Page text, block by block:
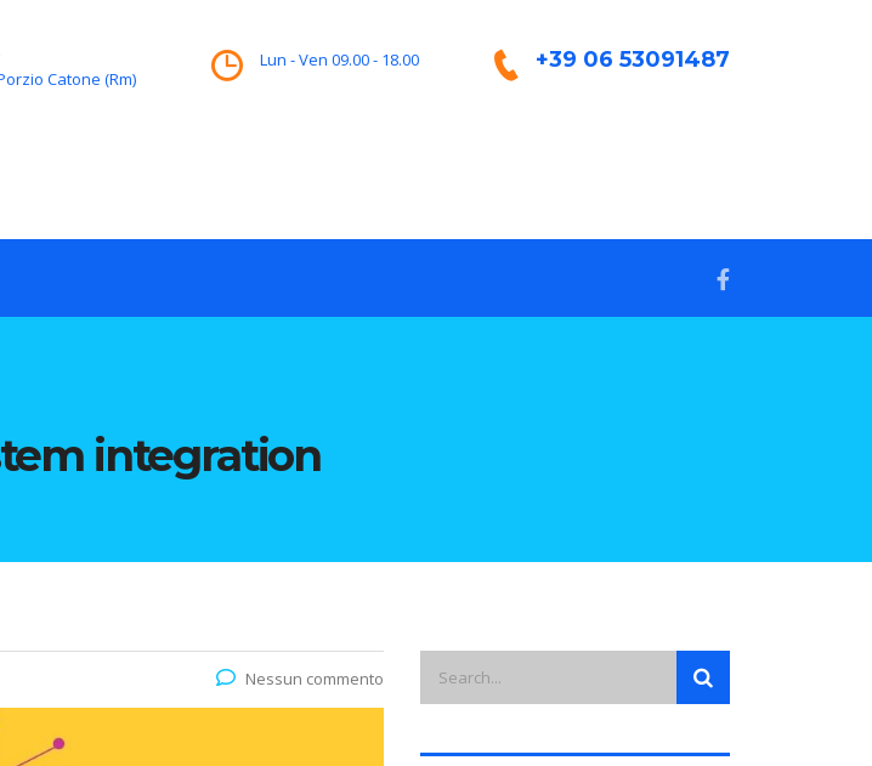
+39 06 53091487
Lun - Ven 09.00 - 18.00
Catone (Rm)
integration
Nessun commento